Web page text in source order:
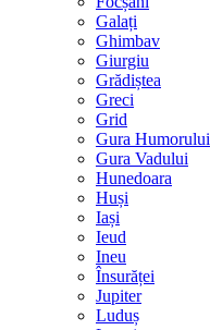
Galați
Ghimbav
Giurgiu
Grădiștea
Greci
Grid
Gura Humorului
Gura Vadului
Hunedoara
Huși
Iași
Ieud
Ineu
Însurăței
Jupiter
Luduș